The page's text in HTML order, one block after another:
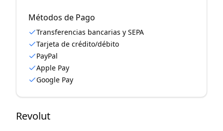
Métodos de Pago
Transferencias bancarias y SEPA
Tarjeta de crédito/débito
PayPal
Apple Pay
Google Pay
Revolut